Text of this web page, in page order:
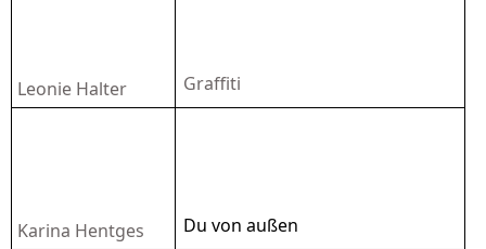
Leonie Halter Graffiti
Karina Hentges Du von außen